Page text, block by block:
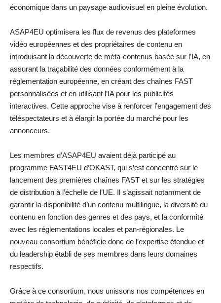
économique dans un paysage audiovisuel en pleine évolution.
ASAP4EU optimisera les flux de revenus des plateformes
vidéo européennes et des propriétaires de contenu en
introduisant la découverte de méta-contenus basée sur l’IA, en
assurant la traçabilité des données conformément à la
réglementation européenne, en créant des chaînes FAST
personnalisées et en utilisant l’IA pour les publicités
interactives. Cette approche vise à renforcer l’engagement des
téléspectateurs et à élargir la portée du marché pour les
annonceurs.
Les membres d’ASAP4EU avaient déjà participé au
programme FAST4EU d’OKAST, qui s’est concentré sur le
lancement des premières chaînes FAST et sur les stratégies
de distribution à l’échelle de l’UE. Il s’agissait notamment de
garantir la disponibilité d’un contenu multilingue, la diversité du
contenu en fonction des genres et des pays, et la conformité
avec les réglementations locales et pan-régionales. Le
nouveau consortium bénéficie donc de l’expertise étendue et
du leadership établi de ses membres dans leurs domaines
respectifs.
Grâce à ce consortium, nous unissons nos compétences en